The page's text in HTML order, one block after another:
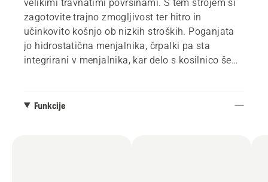
velikimi travnatimi površinami. S tem strojem si
zagotovite trajno zmogljivost ter hitro in
učinkovito košnjo ob nizkih stroških. Poganjata
jo hidrostatična menjalnika, črpalki pa sta
integrirani v menjalnika, kar delo s kosilnico še
Kosilnica je opremljena s preklopnim varnostnim
Funkcije